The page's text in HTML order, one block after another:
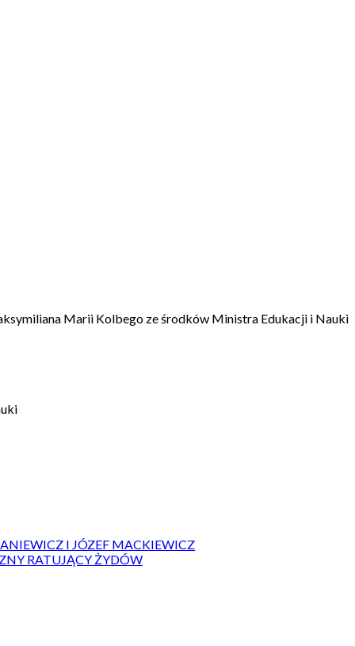
Marii Kolbego ze środków Ministra Edukacji i Nauki
I JÓZEF MACKIEWICZ
RATUJĄCY ŻYDÓW